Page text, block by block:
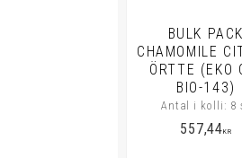
BULK PACK
CHAMOMILE
ÖRTTE (EKO
BIO-143)
Antal i kolli: 8
557,44KR